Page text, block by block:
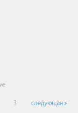
3 следующая »